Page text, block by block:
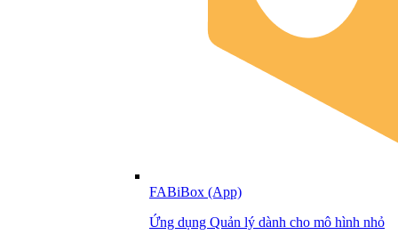
FABiBox (App)
Ứng dụng Quản lý dành cho mô hình nhỏ